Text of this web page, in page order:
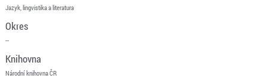
Jazyk, lingvistika a literatura
Okres
--
Knihovna
Národní knihovna ČR